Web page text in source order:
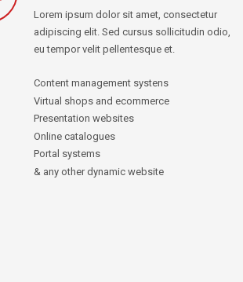
Lorem ipsum dolor sit amet, consectetur
adipiscing elit. Sed cursus sollicitudin odio,
eu tempor velit pellentesque et.
Content management systens
Virtual shops and ecommerce
Presentation websites
Online catalogues
Portal systems
& any other dynamic website